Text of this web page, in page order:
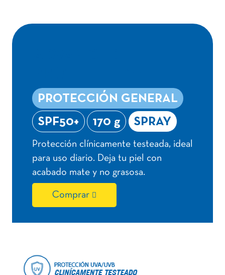
PROTECCIÓN GENERAL
SPF50+
170 g SPRAY
Protección clínicamente testeada, ideal
para uso diario. Deja tu piel con
acabado mate y no grasosa.
Comprar